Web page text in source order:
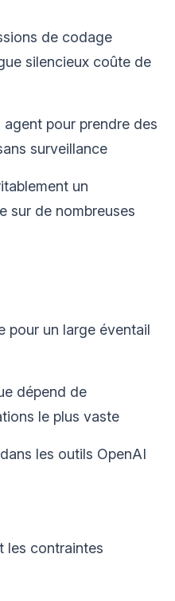
de codage
silencieux coûte de
pour prendre des
surveillance
un
sur de nombreuses
pour un large éventail
dépend de
le plus vaste
les outils OpenAI
les contraintes